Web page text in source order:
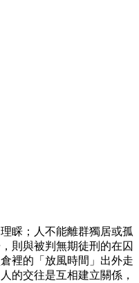
睬；人不能離群獨居或孤
則與被判無期徒刑的在囚
裡的「放風時間」出外走
的交往是互相建立關係，